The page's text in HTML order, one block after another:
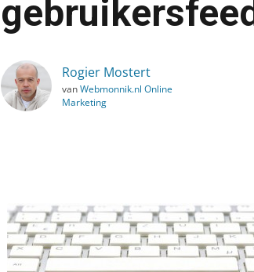
›
Rogier Mostert
vanWebmonnik.nl Online
Marketing